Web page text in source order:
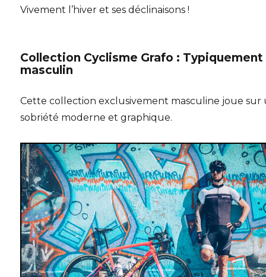
Vivement l’hiver et ses déclinaisons !
Collection Cyclisme Grafo : Typiquement
masculin
Cette collection exclusivement masculine joue sur
sobriété moderne et graphique.